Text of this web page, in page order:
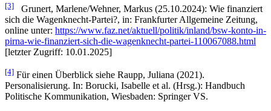
[3] Grunert, Marlene/Wehner, Markus (25.10.2024): Wie finanziert
sich die Wagenknecht-Partei?, in: Frankfurter Allgemeine Zeitung,
online unter: https://www.faz.net/aktuell/politik/inland/bsw-konto-in-
pirna-wie-finanziert-sich-die-wagenknecht-partei-110067088.html
[letzter Zugriff: 10.01.2025]
[4] Für einen Überblick siehe Raupp, Juliana (2021).
Personalisierung. In: Borucki, Isabelle et al. (Hrsg.): Handbuch
Politische Kommunikation, Wiesbaden: Springer VS.